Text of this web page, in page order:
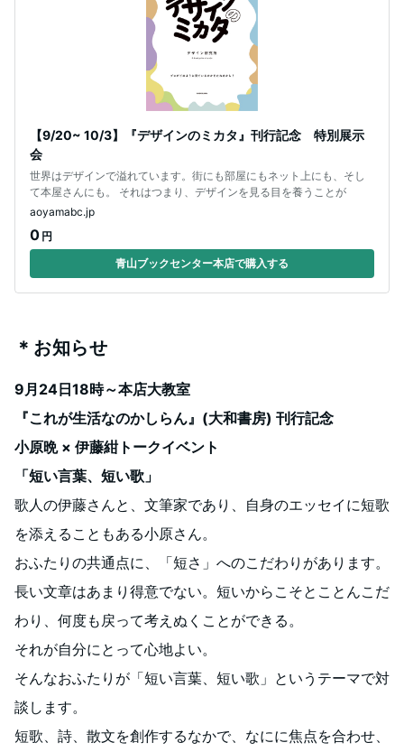
【9/20~ 10/3】『デザインのミカタ』刊行記念 特別展示
会
世界はデザインで溢れています。街にも部屋にもネット上にも、そし
て本屋さんにも。 それはつまり、デザインを見る目を養うことが
aoyamabc.jp
0 円
青山ブックセンター本店で購入する
＊お知らせ
9月24日18時～本店大教室
『これが生活なのかしらん』(大和書房) 刊行記念
小原晩 × 伊藤紺トークイベント
「短い言葉、短い歌」
歌人の伊藤さんと、文筆家であり、自身のエッセイに短歌
を添えることもある小原さん。
おふたりの共通点に、「短さ」へのこだわりがあります。
長い文章はあまり得意でない。短いからこそとことんこだ
わり、何度も戻って考えぬくことができる。
それが自分にとって心地よい。
そんなおふたりが「短い言葉、短い歌」というテーマで対
談します。
短歌、詩、散文を創作するなかで、なにに焦点を合わせ、